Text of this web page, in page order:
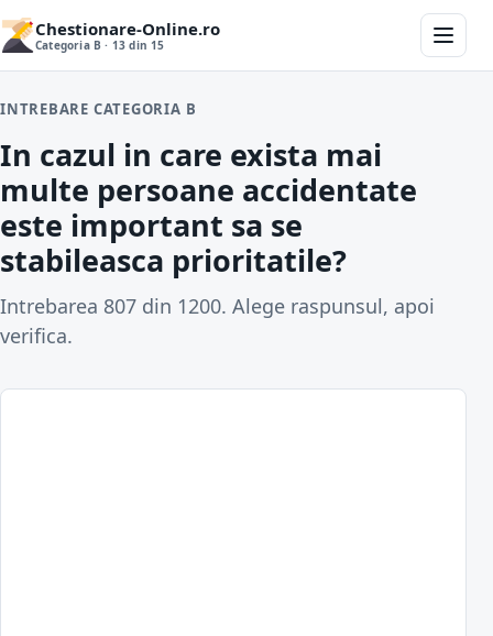
Chestionare-Online.ro
Categoria B · 13 din 15
INTREBARE CATEGORIA B
In cazul in care exista mai
multe persoane accidentate
este important sa se
stabileasca prioritatile?
Intrebarea 807 din 1200. Alege raspunsul, apoi
verifica.